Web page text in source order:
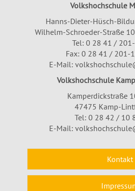
Volkshochschule
Hanns-Dieter-Hüsch-
Wilhelm-Schroeder-Straße
Tel: 0 28 41 /
Fax: 0 28 41 / 201-
E-Mail:
Volkshochschule
Kamperdickstraße
47475 Kamp-
Tel: 0 28 42 / 10
E-Mail:
Kontakt